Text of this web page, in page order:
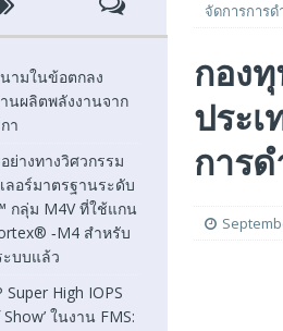
7, 2026 ] SSD ซีรีส์ KIOXIA GP Super High
FEATURED
6, 2026 ] Darwinbox ประกาศเปิดตัว Cortex
Multiplier ระดมทุนรอบ Series B
จัดการการ
กอง
ประ
การ
ามในข้อตกลง
นผลิตพลังงานจาก
า
ย่างทางวิศวกรรม
ลอร์มาตรฐานระดับ
กลุ่ม M4V ที่ใช้แกน
‑M4 สำหรับ
บบแล้ว
Super High IOPS
ในงาน FMS: